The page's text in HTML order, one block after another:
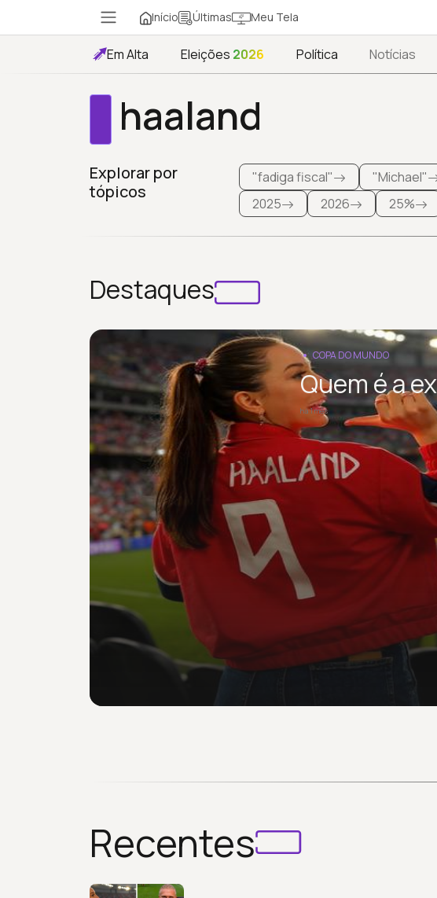
Início Últimas Meu Tela
Em Alta Eleições 2026 Política Notícias
haaland
Explorar por
tópicos
"fadiga fiscal" "Michael"
2025
2026 25%
Destaques
COPA DO MUNDO
Quem é a
há 1 mês
Recentes